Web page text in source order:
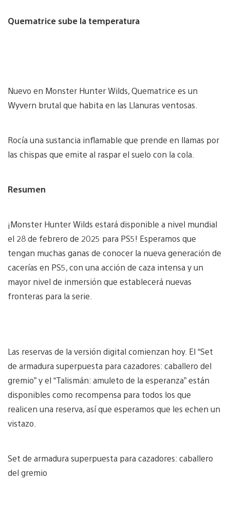
Quematrice sube la temperatura
Nuevo en Monster Hunter Wilds, Quematrice es un
Wyvern brutal que habita en las Llanuras ventosas.
Rocía una sustancia inflamable que prende en llamas por
las chispas que emite al raspar el suelo con la cola.
Resumen
¡Monster Hunter Wilds estará disponible a nivel mundial
el 28 de febrero de 2025 para PS5! Esperamos que
tengan muchas ganas de conocer la nueva generación de
cacerías en PS5, con una acción de caza intensa y un
mayor nivel de inmersión que establecerá nuevas
fronteras para la serie.
Las reservas de la versión digital comienzan hoy. El “Set
de armadura superpuesta para cazadores: caballero del
gremio” y el “Talismán: amuleto de la esperanza” están
disponibles como recompensa para todos los que
realicen una reserva, así que esperamos que les echen un
vistazo.
Set de armadura superpuesta para cazadores: caballero
del gremio